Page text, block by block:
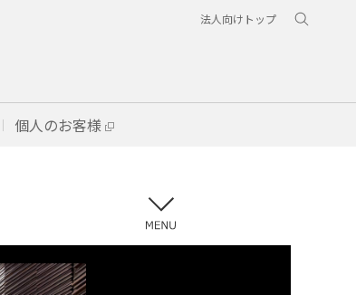
法人向けトップ
個人のお客様